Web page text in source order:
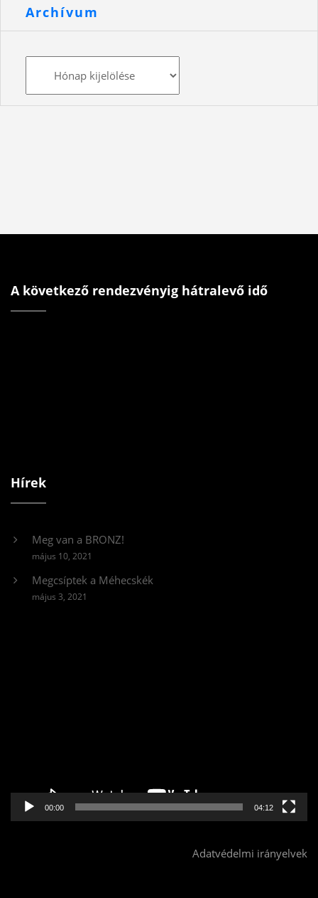
Archívum
A következő rendezvényig hátralevő idő
Hírek
Meg van a BRONZ!
május 10, 2021
Megcsíptek a Méhecskék
május 3, 2021
00:00 04:12
Adatvédelmi irányelvek